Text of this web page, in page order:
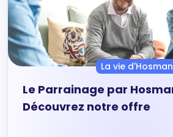
La vie d'Hosman
Le Parrainage par
Découvrez notre offre